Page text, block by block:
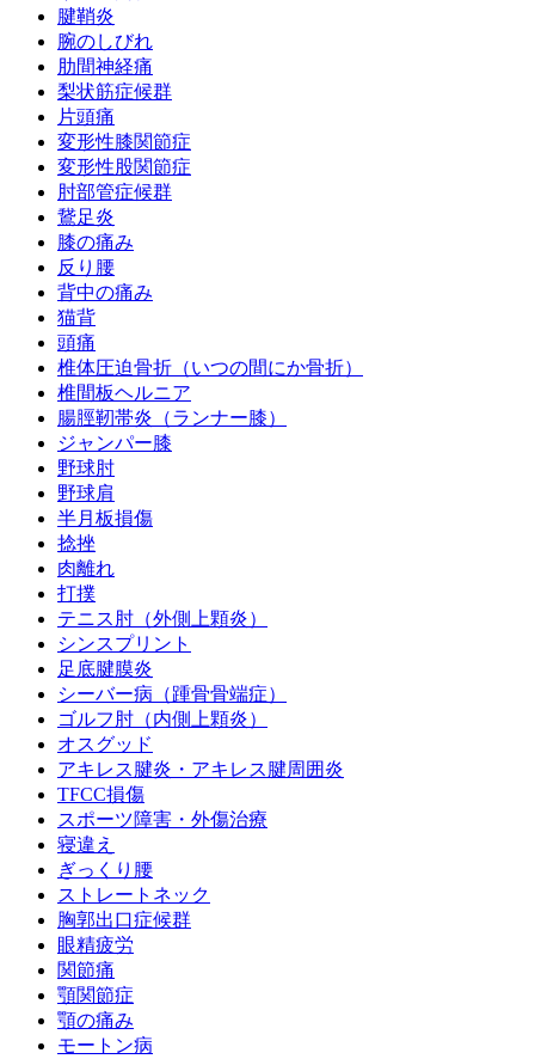
腱鞘炎
腕のしびれ
肋間神経痛
梨状筋症候群
片頭痛
変形性膝関節症
変形性股関節症
肘部管症候群
鵞足炎
膝の痛み
反り腰
背中の痛み
猫背
頭痛
椎体圧迫骨折（いつの間にか骨折）
椎間板ヘルニア
腸脛靭帯炎（ランナー膝）
ジャンパー膝
野球肘
野球肩
半月板損傷
捻挫
肉離れ
打撲
テニス肘（外側上顆炎）
シンスプリント
足底腱膜炎
シーバー病（踵骨骨端症）
ゴルフ肘（内側上顆炎）
オスグッド
アキレス腱炎・アキレス腱周囲炎
TFCC損傷
スポーツ障害・外傷治療
寝違え
ぎっくり腰
ストレートネック
胸郭出口症候群
眼精疲労
関節痛
顎関節症
顎の痛み
モートン病